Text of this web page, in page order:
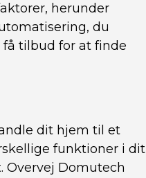
herunder
du
få tilbud for at finde
dit hjem til et
funktioner i dit
Overvej Domutech